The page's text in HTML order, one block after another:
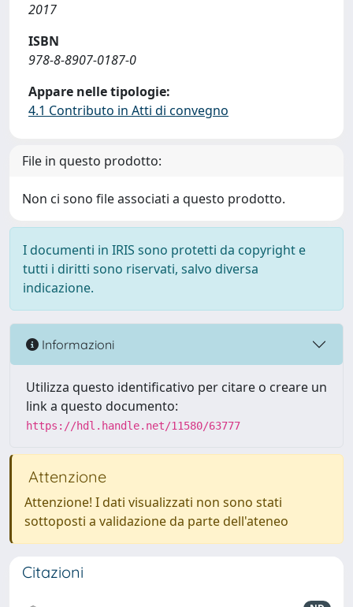
2017
ISBN
978-8-8907-0187-0
Appare nelle tipologie:
4.1 Contributo in Atti di convegno
File in questo prodotto:
Non ci sono file associati a questo prodotto.
I documenti in IRIS sono protetti da copyright e
tutti i diritti sono riservati, salvo diversa
indicazione.
Informazioni
Utilizza questo identificativo per citare o creare un
link a questo documento:
https://hdl.handle.net/11580/63777
Attenzione
Attenzione! I dati visualizzati non sono stati
sottoposti a validazione da parte dell'ateneo
Citazioni